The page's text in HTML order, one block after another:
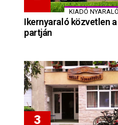
KIADÓ NYARALÓ
Ikernyaraló közvetlen
partján